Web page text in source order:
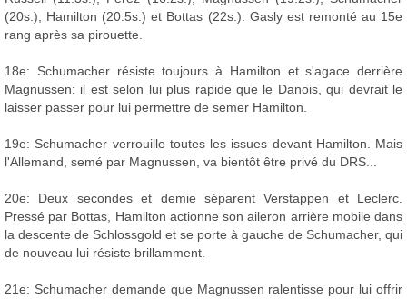
(20s.), Hamilton (20.5s.) et Bottas (22s.). Gasly est remonté au 15e
rang après sa pirouette.
18e: Schumacher résiste toujours à Hamilton et s'agace derrière
Magnussen: il est selon lui plus rapide que le Danois, qui devrait le
laisser passer pour lui permettre de semer Hamilton.
19e: Schumacher verrouille toutes les issues devant Hamilton. Mais
l'Allemand, semé par Magnussen, va bientôt être privé du DRS...
20e: Deux secondes et demie séparent Verstappen et Leclerc.
Pressé par Bottas, Hamilton actionne son aileron arrière mobile dans
la descente de Schlossgold et se porte à gauche de Schumacher, qui
de nouveau lui résiste brillamment.
21e: Schumacher demande que Magnussen ralentisse pour lui offrir